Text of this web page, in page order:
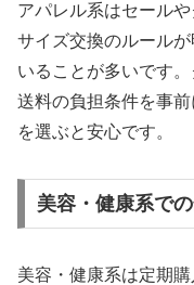
アパレル系はセール
サイズ交換のルール
いることが多いです
送料の負担条件を事
を選ぶと安心です。
美容・健康系で
美容・健康系は定期